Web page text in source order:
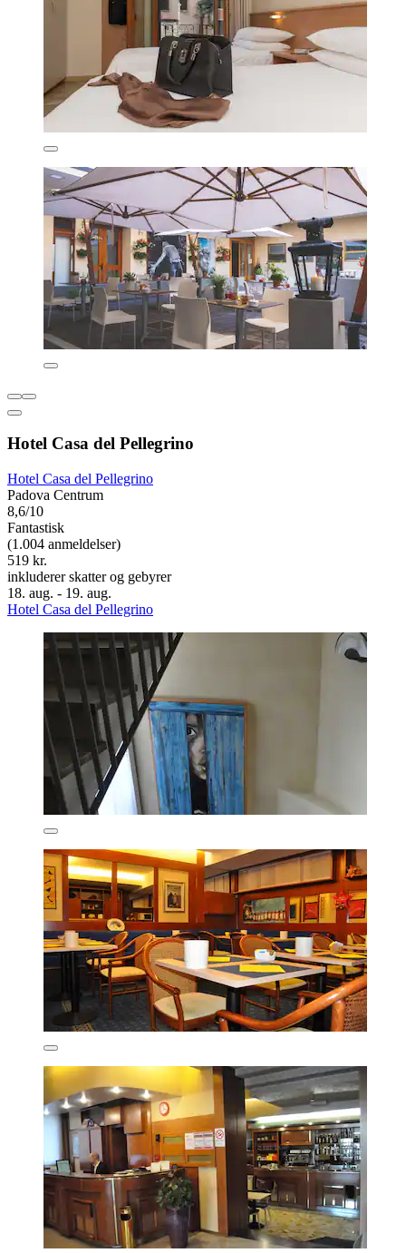
Hotel Casa del Pellegrino
Hotel Casa del Pellegrino
Padova Centrum
8,6/10
Fantastisk
(1.004 anmeldelser)
519 kr.
inkluderer skatter og gebyrer
18. aug. - 19. aug.
Hotel Casa del Pellegrino